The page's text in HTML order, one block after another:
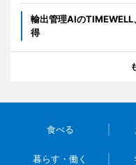
輸出管理AIの
得
食べる
暮らす・働く